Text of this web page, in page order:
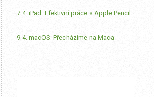
7.4. iPad: Efektivní práce s Apple Pencil
9.4. macOS: Přecházíme na Maca